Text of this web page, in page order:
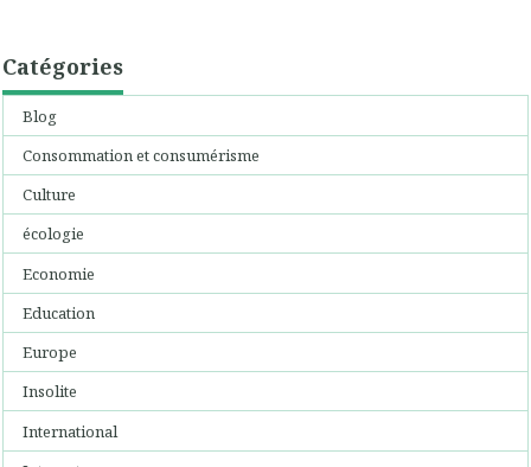
Catégories
Blog
Consommation et consumérisme
Culture
écologie
Economie
Education
Europe
Insolite
International